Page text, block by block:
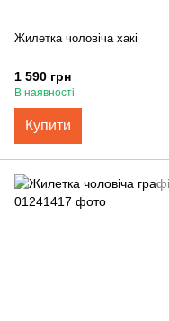
Жилетка чоловіча хакі
1 590 грн
В наявності
Купити